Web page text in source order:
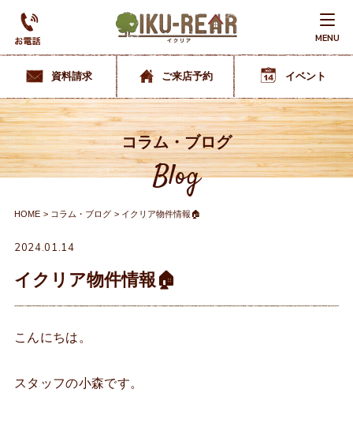
MENU
資料請求 ご来店予約 イベント
コラム・ブログ
Blog
HOME コラム・ブログ イクリア物件情報🏠
2024.01.14
イクリア物件情報🏠
こんにちは。
スタッフの小森です。